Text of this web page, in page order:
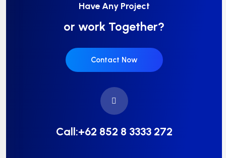
Have Any Project
or work Together?
Contact Now
Call:+62 852 8 3333 272